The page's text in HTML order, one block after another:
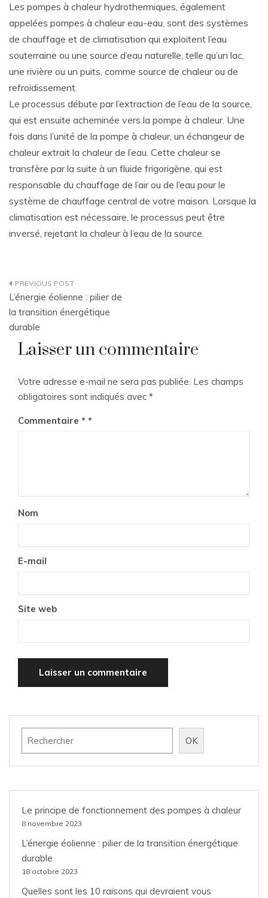
Les pompes à chaleur hydrothermiques, également
appelées pompes à chaleur eau-eau, sont des systèmes
de chauffage et de climatisation qui exploitent l’eau
souterraine ou une source d’eau naturelle, telle qu’un lac,
une rivière ou un puits, comme source de chaleur ou de
refroidissement.
Le processus débute par l’extraction de l’eau de la source,
qui est ensuite acheminée vers la pompe à chaleur. Une
fois dans l’unité de la pompe à chaleur, un échangeur de
chaleur extrait la chaleur de l’eau. Cette chaleur se
transfère par la suite à un fluide frigorigène, qui est
responsable du chauffage de l’air ou de l’eau pour le
système de chauffage central de votre maison. Lorsque la
climatisation est nécessaire, le processus peut être
inversé, rejetant la chaleur à l’eau de la source.
Navigation
de
l’article
L’énergie éolienne : pilier de
la transition énergétique
durable
Laisser un commentaire
Votre adresse e-mail ne sera pas publiée. Les champs
obligatoires sont indiqués avec *
Commentaire *
Nom
E-mail
Site web
Rechercher
OK
Le principe de fonctionnement des pompes à chaleur
8 novembre 2023
L’énergie éolienne : pilier de la transition énergétique
durable
18 octobre 2023
Quelles sont les 10 raisons qui devraient vous